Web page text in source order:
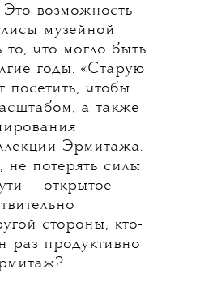
возможность
музейной
то, что могло быть
годы. «Старую
посетить, чтобы
а также
Эрмитажа.
не потерять силы
— открытое
стороны, кто-
раз продуктивно